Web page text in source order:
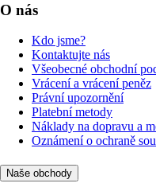
O nás
Kdo jsme?
Kontaktujte nás
Všeobecné obchodní
Vrácení a vrácení peněz
Právní upozornění
Platební metody
Náklady na dopravu a
Oznámení o ochraně
Naše obchody